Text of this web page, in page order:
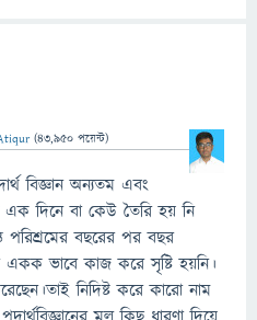
(43,950 পয়েন্ট)
বিজ্ঞান অন্যতম এবং
দিনে বা কেউ তৈরি হয় নি
পরিশ্রমের বছরের পর বছর
একক ভাবে কাজ করে সৃষ্টি হয়নি।
নিদিষ্ট করে কারো নাম